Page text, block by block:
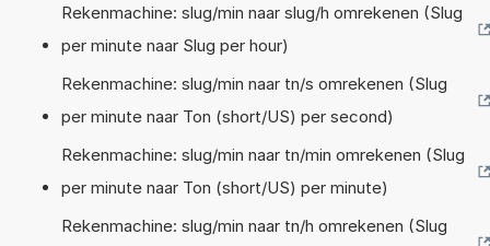
Rekenmachine: slug/min naar slug/h omrekenen (Slug
per minute naar Slug per hour)
Rekenmachine: slug/min naar tn/s omrekenen (Slug
per minute naar Ton (short/US) per second)
Rekenmachine: slug/min naar tn/min omrekenen (Slug
per minute naar Ton (short/US) per minute)
Rekenmachine: slug/min naar tn/h omrekenen (Slug